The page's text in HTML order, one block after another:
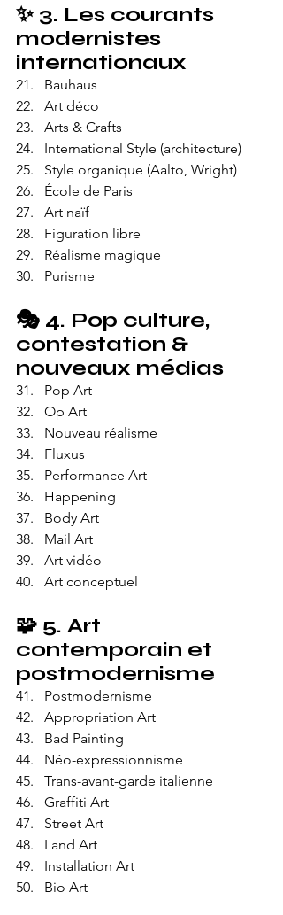
✨ 3. Les courants
modernistes
internationaux
Bauhaus
Art déco
Arts & Crafts
International Style (architecture)
Style organique (Aalto, Wright)
École de Paris
Art naïf
Figuration libre
Réalisme magique
Purisme
🎭 4. Pop culture,
contestation &
nouveaux médias
Pop Art
Op Art
Nouveau réalisme
Fluxus
Performance Art
Happening
Body Art
Mail Art
Art vidéo
Art conceptuel
🧩 5. Art
contemporain et
postmodernisme
Postmodernisme
Appropriation Art
Bad Painting
Néo-expressionnisme
Trans-avant-garde italienne
Graffiti Art
Street Art
Land Art
Installation Art
Bio Art